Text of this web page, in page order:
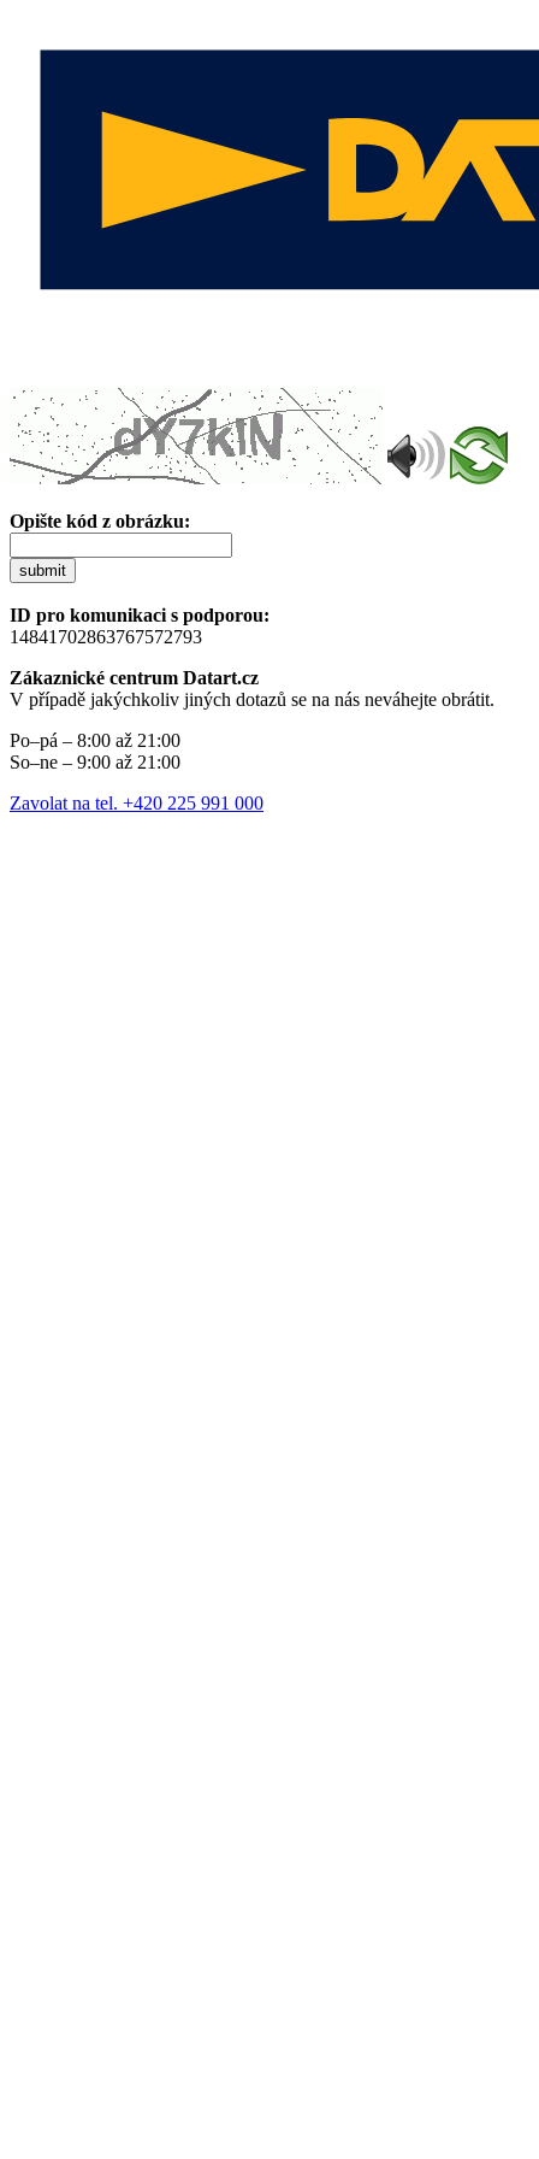
Opište kód z obrázku:
submit
ID pro komunikaci s podporou:
14841702863767572793
Zákaznické centrum Datart.cz
V případě jakýchkoliv jiných dotazů se na nás neváhejte obrátit.
Po–pá – 8:00 až 21:00
So–ne – 9:00 až 21:00
Zavolat na tel. +420 225 991 000